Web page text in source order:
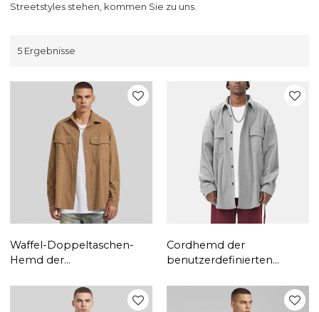
Streetstyles stehen, kommen Sie zu uns.
5 Ergebnisse
Waffel-Doppeltaschen-
Hemd der
Männer|
Kundenspezifisches
Cordhemd der
benutzerdefinierten
Benutzerdefiniertes
lockeres, lässiges,